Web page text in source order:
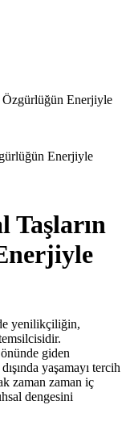
Enerjiyle
Taşların
yenilikçiliğin,
giden
yaşamayı tercih
zaman zaman iç
dengesini